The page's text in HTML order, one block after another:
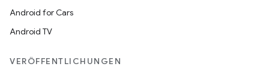
Android for Cars
Android TV
VERÖFFENTLICHUNGEN